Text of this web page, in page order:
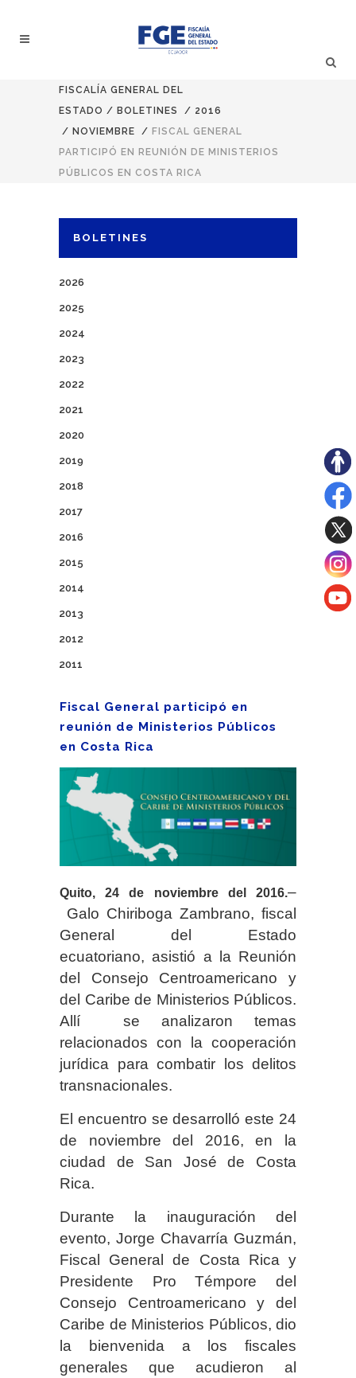
FISCALÍA GENERAL DEL
ESTADO / BOLETINES / 2016
/ NOVIEMBRE / FISCAL GENERAL
PARTICIPÓ EN REUNIÓN DE MINISTERIOS
PÚBLICOS EN COSTA RICA
BOLETINES
2026
2025
2024
2023
2022
2021
2020
2019
2018
2017
2016
2015
2014
2013
2012
2011
Fiscal General participó en
reunión de Ministerios Públicos
en Costa Rica
Quito, 24 de noviembre del 2016.–
Galo Chiriboga Zambrano, fiscal
General del Estado
ecuatoriano, asistió a la Reunión
del Consejo Centroamericano y
del Caribe de Ministerios Públicos.
Allí se analizaron temas
relacionados con la cooperación
jurídica para combatir los delitos
transnacionales.
El encuentro se desarrolló este 24
de noviembre del 2016, en la
ciudad de San José de Costa
Rica.
Durante la inauguración del
evento, Jorge Chavarría Guzmán,
Fiscal General de Costa Rica y
Presidente Pro Témpore del
Consejo Centroamericano y del
Caribe de Ministerios Públicos, dio
la bienvenida a los fiscales
generales que acudieron al